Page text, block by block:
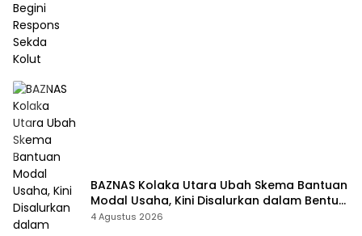
BAZNAS Kolaka Utara Ubah Skema Bantuan
Modal Usaha, Kini Disalurkan dalam Bentuk
Barang Senilai Rp419,5 Juta
4 Agustus 2026